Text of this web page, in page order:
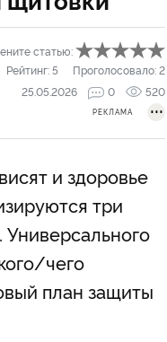
статью:
Рейтинг:5 Проголосовало:2
25.05.2026
0 520
РЕКЛАМА
и здоровье
три
чего
план защиты